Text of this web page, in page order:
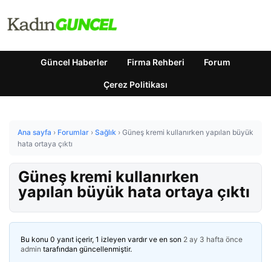
Güncel Haberler Firma Rehberi Forum
Çerez Politikası
Ana sayfa › Forumlar › Sağlık › Güneş kremi kullanırken yapılan büyük
hata ortaya çıktı
Güneş kremi kullanırken
yapılan büyük hata ortaya çıktı
Bu konu 0 yanıt içerir, 1 izleyen vardır ve en son 2 ay 3 hafta önce
admin tarafından güncellenmiştir.